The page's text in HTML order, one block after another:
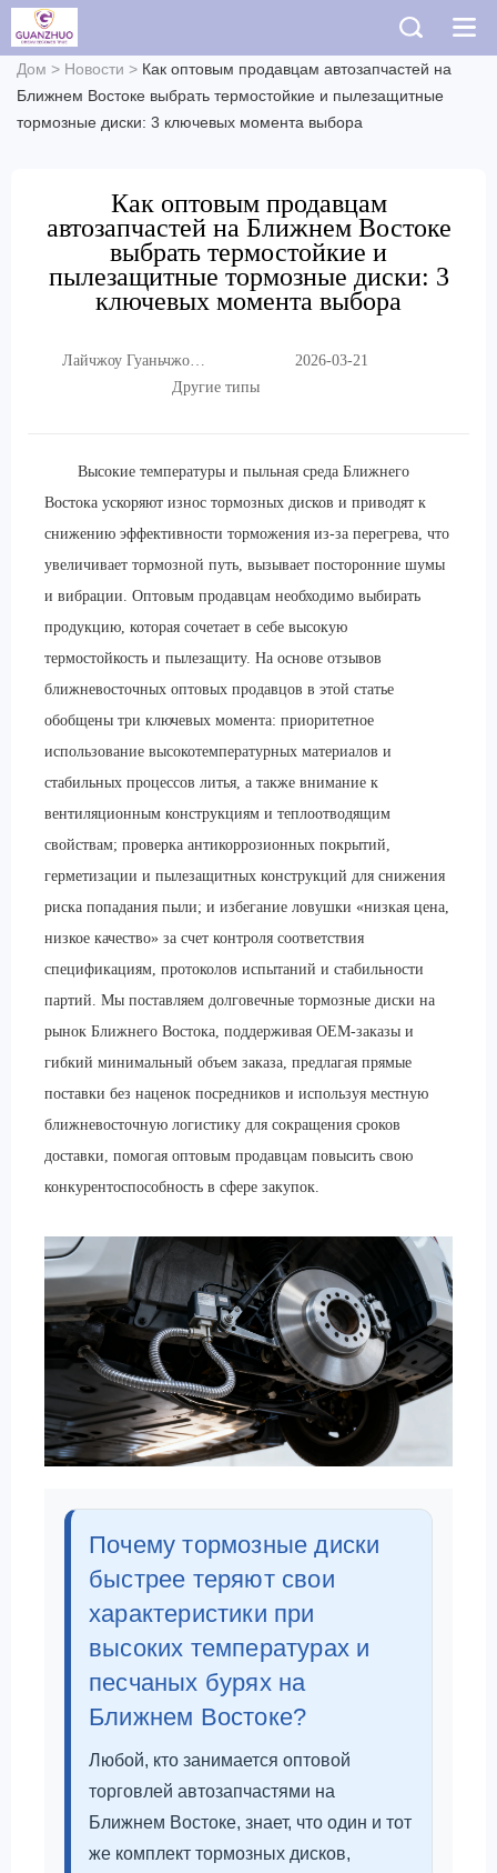
Дом > Новости > Как оптовым продавцам автозапчастей на
Ближнем Востоке выбрать термостойкие и пылезащитные
тормозные диски: 3 ключевых момента выбора
Как оптовым продавцам
автозапчастей на Ближнем Востоке
выбрать термостойкие и
пылезащитные тормозные диски: 3
ключевых момента выбора
Лайчжоу Гуаньчжо
Торговая Компания
2026-03-21
Другие типы
Высокие температуры и пыльная среда Ближнего
Востока ускоряют износ тормозных дисков и приводят к
снижению эффективности торможения из-за перегрева, что
увеличивает тормозной путь, вызывает посторонние шумы
и вибрации. Оптовым продавцам необходимо выбирать
продукцию, которая сочетает в себе высокую
термостойкость и пылезащиту. На основе отзывов
ближневосточных оптовых продавцов в этой статье
обобщены три ключевых момента: приоритетное
использование высокотемпературных материалов и
стабильных процессов литья, а также внимание к
вентиляционным конструкциям и теплоотводящим
свойствам; проверка антикоррозионных покрытий,
герметизации и пылезащитных конструкций для снижения
риска попадания пыли; и избегание ловушки «низкая цена,
низкое качество» за счет контроля соответствия
спецификациям, протоколов испытаний и стабильности
партий. Мы поставляем долговечные тормозные диски на
рынок Ближнего Востока, поддерживая OEM-заказы и
гибкий минимальный объем заказа, предлагая прямые
поставки без наценок посредников и используя местную
ближневосточную логистику для сокращения сроков
доставки, помогая оптовым продавцам повысить свою
конкурентоспособность в сфере закупок.
Почему тормозные диски
быстрее теряют свои
характеристики при
высоких температурах и
песчаных бурях на
Ближнем Востоке?
Любой, кто занимается оптовой
торговлей автозапчастями на
Ближнем Востоке, знает, что один и тот
же комплект тормозных дисков,